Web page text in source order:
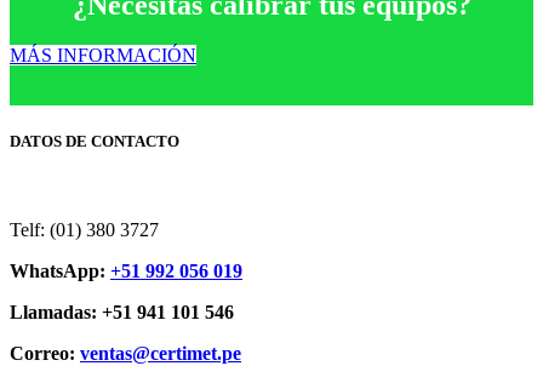
MÁS INFORMACIÓN
DATOS DE CONTACTO
Telf: (01) 380 3727
WhatsApp: +51 992 056 019
Llamadas: +51 941 101 546
Correo: ventas@certimet.pe